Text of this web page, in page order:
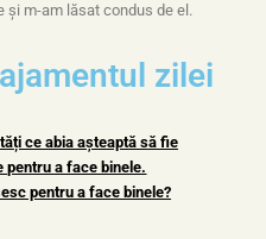
şi m-am lăsat condus de el.
zilei
ce abia așteaptă să fie
a face binele.
pentru a face binele?